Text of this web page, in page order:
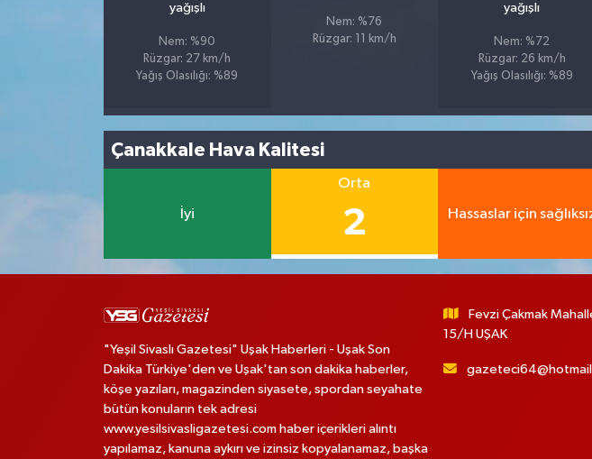
yağışlı
Nem: %90
Rüzgar: 27 km/h
Yağış Olasılığı: %89
Nem: %76
Rüzgar: 11 km/h
yağışlı
Nem: %72
Rüzgar: 26 km/h
Yağış Olasılığı: %89
Çanakkale Hava Kalitesi
İyi
Orta
2 Hassaslar için
"Yeşil Sivaslı Gazetesi" Uşak Haberleri - Uşak Son
Dakika Türkiye'den ve Uşak'tan son dakika haberler,
köşe yazıları, magazinden siyasete, spordan seyahate
bütün konuların tek adresi
www.yesilsivasligazetesi.com haber içerikleri alıntı
yapılamaz, kanuna aykırı ve izinsiz kopyalanamaz, başka
Fevzi Çakmak
15/H UŞAK